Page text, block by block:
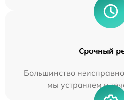
Срочный
Большинство
мы устраняем в